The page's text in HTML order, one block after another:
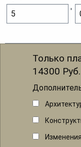
'
Только
14300 Руб.